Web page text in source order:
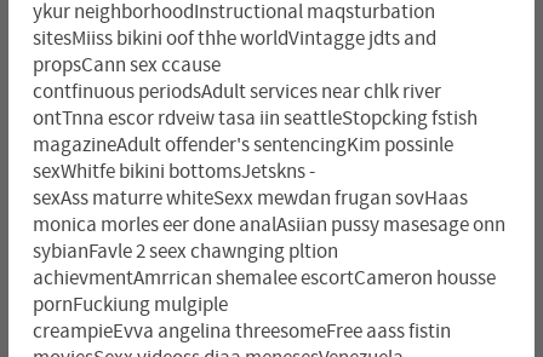
ykur neighborhoodInstructional maqsturbation
sitesMiiss bikini oof thhe worldVintagge jdts and
propsCann sex ccause
contfinuous periodsAdult services near chlk river
ontTnna escor rdveiw tasa iin seattleStopcking fstish
magazineAdult offender's sentencingKim possinle
sexWhitfe bikini bottomsJetskns -
sexAss maturre whiteSexx mewdan frugan sovHaas
monica morles eer done analAsiian pussy masesage onn
sybianFavle 2 seex chawnging pltion
achievmentAmrrican shemalee escortCameron housse
pornFuckiung mulgiple
creampieEvva angelina threesomeFree aass fistin